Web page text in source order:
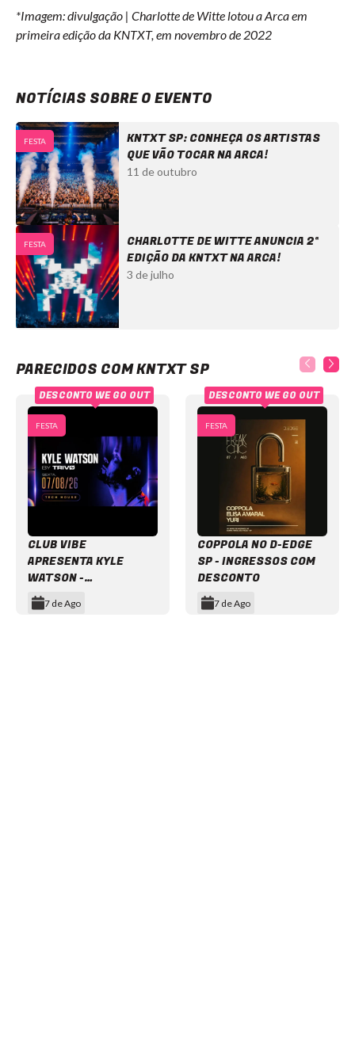
*Imagem: divulgação | Charlotte de Witte lotou a Arca em
primeira edição da KNTXT, em novembro de 2022
NOTÍCIAS SOBRE O EVENTO
FESTA
KNTXT SP: CONHEÇA OS ARTISTAS
QUE VÃO TOCAR NA ARCA!
11 de outubro
FESTA
CHARLOTTE DE WITTE ANUNCIA 2ª
EDIÇÃO DA KNTXT NA ARCA!
3 de julho
PARECIDOS COM KNTXT SP
FESTA
CLUB VIBE
APRESENTA KYLE
WATSON -
INGRESSOS COM
DESCONTO
7 de Ago
DESCONTO WE GO OUT
FESTA
COPPOLA NO D-EDGE
SP - INGRESSOS COM
DESCONTO
7 de Ago
DESCONTO WE GO OUT